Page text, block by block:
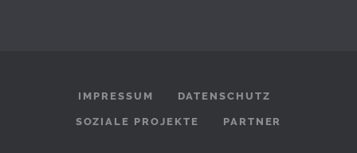
IMPRESSUM DATENSCHUTZ
SOZIALE PROJEKTE PARTNER